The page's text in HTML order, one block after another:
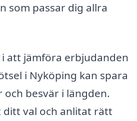
som passar dig allra
att jämföra erbjudanden
i Nyköping kan spara
besvär i längden.
val och anlitat rätt